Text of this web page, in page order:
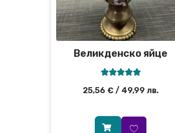
Великденско яйце

25,56€ / 49,99 лв.